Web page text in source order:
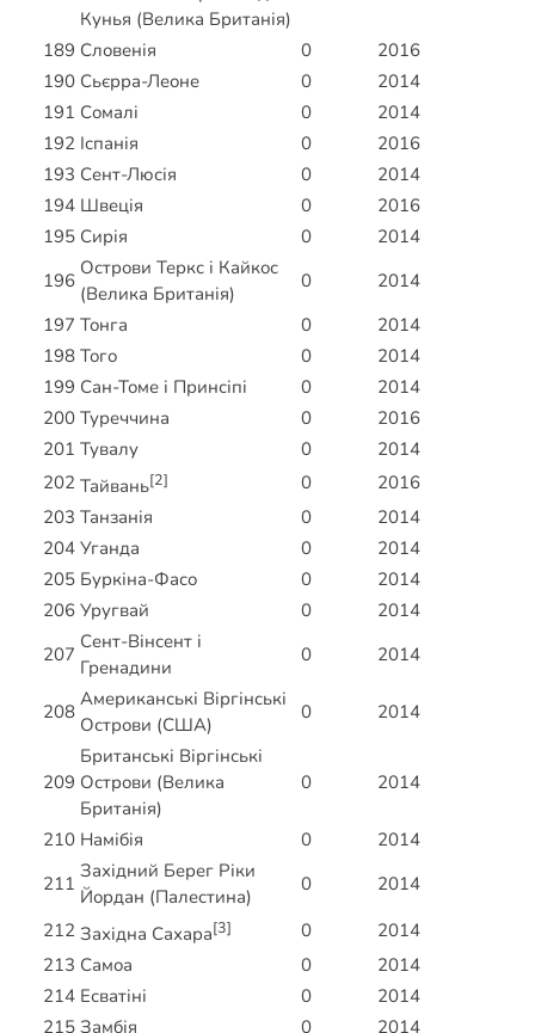
Кунья (Велика Британія)
189 Словенія 0
2016
190 Сьєрра-Леоне 0
2014
191 Сомалі 0
2014
192 Іспанія 0
2016
193 Сент-Люсія 0
2014
194 Швеція 0
2016
195 Сирія 0
2014
196
Острови Теркс і Кайкос
(Велика Британія)
0
2014
197 Тонга 0
2014
198 Того 0
2014
199 Сан-Томе і Принсіпі 0
2014
200 Туреччина 0
2016
201 Тувалу 0
2014
202 Тайвань[2] 0
2016
203 Танзанія 0
2014
204 Уганда 0
2014
205 Буркіна-Фасо 0
2014
206 Уругвай 0
2014
207
Сент-Вінсент і
Гренадини
0 2014
208
Американські Віргінські
Острови (США)
0 2014
209
Британські Віргінські
Острови (Велика
Британія)
0 2014
210 Намібія 0
2014
211
Західний Берег Ріки
Йордан (Палестина)
0
2014
212 Західна Сахара[3] 0
2014
213 Самоа 0
2014
214 Есватіні 0
2014
215 Замбія 0 2014